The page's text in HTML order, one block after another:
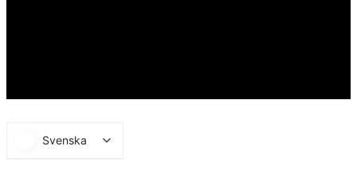
Svenska